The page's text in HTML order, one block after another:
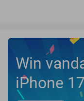
Win
iPhone